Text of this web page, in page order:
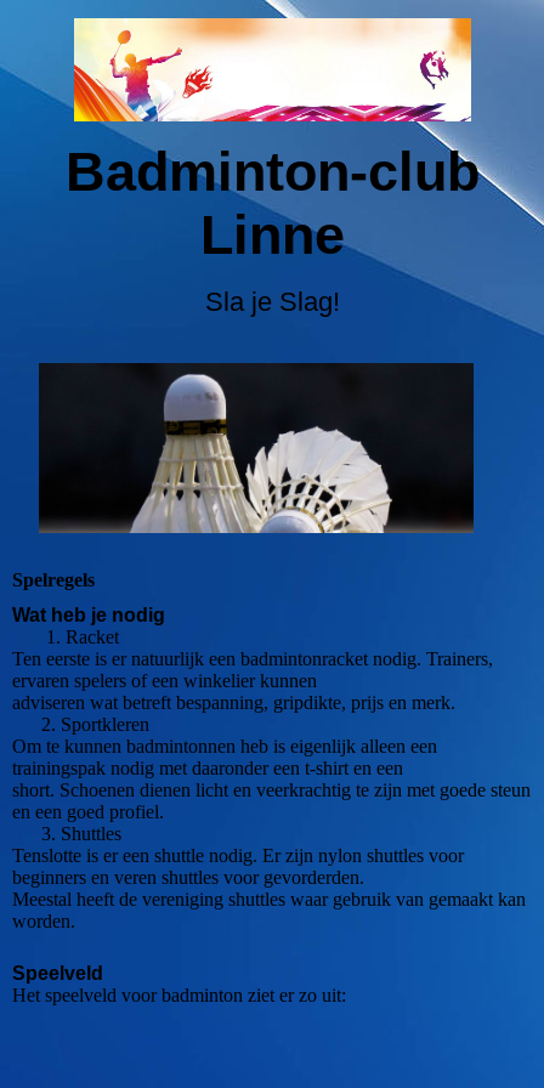
Badminton-club
Linne
Sla je Slag!
Spelregels
Wat heb je nodig
1. Racket
Ten eerste is er natuurlijk een badmintonracket nodig. Trainers,
ervaren spelers of een winkelier kunnen
adviseren wat betreft bespanning, gripdikte, prijs en merk.
2. Sportkleren
Om te kunnen badmintonnen heb is eigenlijk alleen een
trainingspak nodig met daaronder een t-shirt en een
short. Schoenen dienen licht en veerkrachtig te zijn met goede steun
en een goed profiel.
3. Shuttles
Tenslotte is er een shuttle nodig. Er zijn nylon shuttles voor
beginners en veren shuttles voor gevorderden.
Meestal heeft de vereniging shuttles waar gebruik van gemaakt kan
worden.
Speelveld
Het speelveld voor badminton ziet er zo uit: